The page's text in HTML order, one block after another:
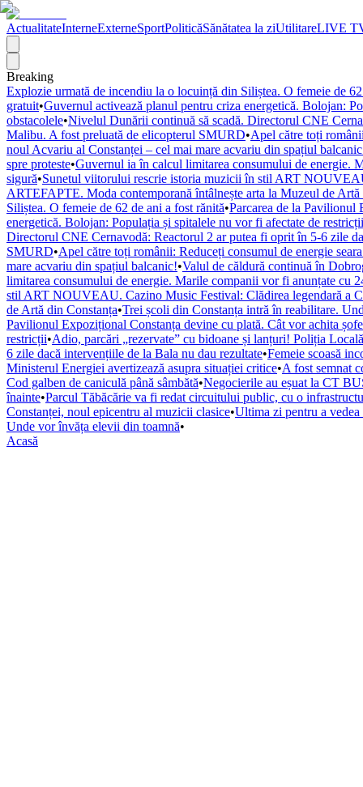
ActualitateInterneExterneSportPoliticăSănătatea la ziUtilitareLIVE
Breaking
Explozie urmată de incendiu la o locuință din Siliștea. O femeie de
gratuit•Guvernul activează planul pentru criza energetică. Bolojan:
obstacolele•Nivelul Dunării continuă să scadă. Directorul CNE
Malibu. A fost preluată de elicopterul SMURD•Apel către toți
noul Acvariu al Constanței – cel mai mare acvariu din spațiul
spre proteste•Guvernul ia în calcul limitarea consumului de energie.
sigură•Sunetul viitorului rescrie istoria muzicii în stil ART
ARTEFAPTE. Moda contemporană întâlnește arta la Muzeul de Artă
Siliștea. O femeie de 62 de ani a fost rănită•Parcarea de la Pavilionul
energetică. Bolojan: Populația și spitalele nu vor fi afectate de restricții
Directorul CNE Cernavodă: Reactorul 2 ar putea fi oprit în 5-6 zile
SMURD•Apel către toți românii: Reduceți consumul de energie
mare acvariu din spațiul balcanic!•Valul de căldură continuă în
limitarea consumului de energie. Marile companii vor fi anunțate cu
stil ART NOUVEAU. Cazino Music Festival: Clădirea legendară a
de Artă din Constanța•Trei școli din Constanța intră în reabilitare.
Pavilionul Expozițional Constanța devine cu plată. Cât vor achita
restricții•Adio, parcări „rezervate” cu bidoane și lanțuri! Poliția
6 zile dacă intervențiile de la Bala nu dau rezultate•Femeie scoasă
Ministerul Energiei avertizează asupra situației critice•A fost semnat
Cod galben de caniculă până sâmbătă•Negocierile au eșuat la CT
înainte•Parcul Tăbăcărie va fi redat circuitului public, cu o
Constanței, noul epicentru al muzicii clasice•Ultima zi pentru a
Unde vor învăța elevii din toamnă•
Acasă